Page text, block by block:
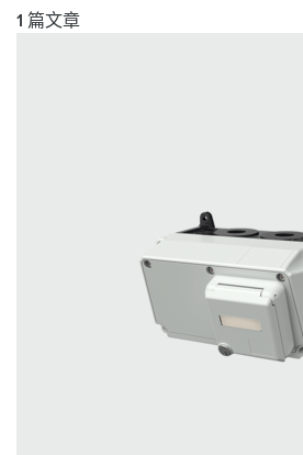
1 篇文章